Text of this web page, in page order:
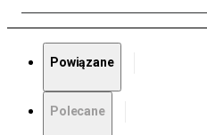
Powiązane
Polecane